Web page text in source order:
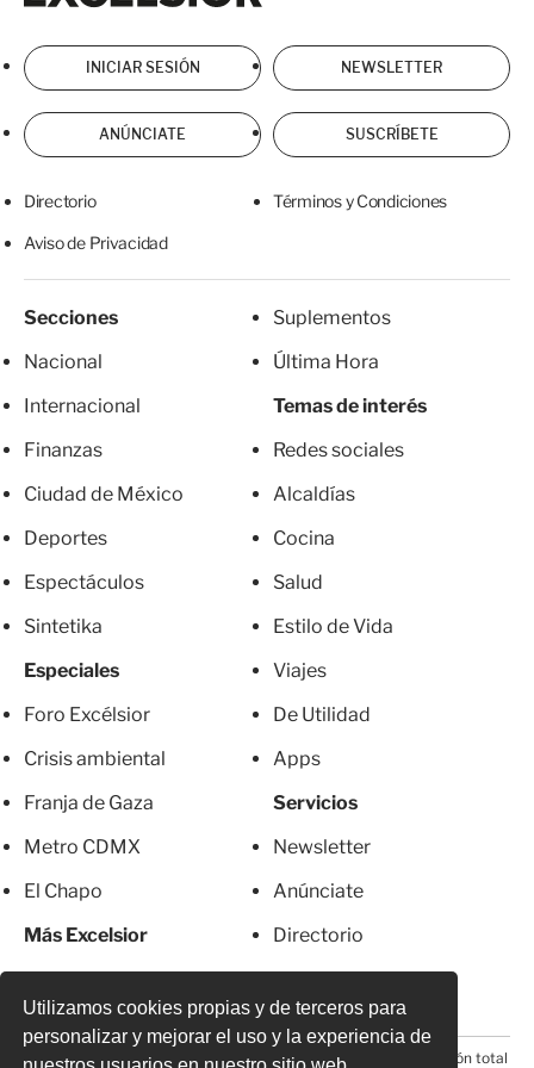
Utilizamos cookies propias y de terceros para
personalizar y mejorar el uso y la experiencia de
INICIAR SESIÓN NEWSLETTER
ANÚNCIATE SUSCRÍBETE
Directorio Términos y Condiciones
Aviso de Privacidad
Secciones
Nacional
Internacional
Finanzas
Ciudad de México
Deportes
Espectáculos
Sintetika
Especiales
Foro Excélsior
Crisis ambiental
Franja de Gaza
Metro CDMX
El Chapo
Más Excelsior
Suplementos
Última Hora
Temas de interés
Redes sociales
Alcaldías
Cocina
Salud
Estilo de Vida
Viajes
De Utilidad
Apps
Servicios
Newsletter
Anúnciate
Directorio
© 2026 Todos los derechos reservados. Prohibida la reproducción total